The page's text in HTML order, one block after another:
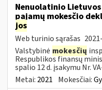
Nenuolatinio
pajamų mokesčio
jos
Web turinio sąrašas
Valstybinė mokesčių
Respublikos finansų
spalio 12 d. įsakymu Nr.
Metai: 2021 Mokesčiai: